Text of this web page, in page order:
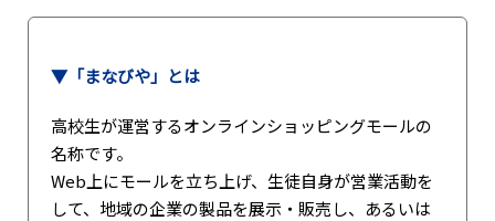
▼「まなびや」とは
高校生が運営するオンラインショッピングモールの
名称です。
Web上にモールを立ち上げ、生徒自身が営業活動を
して、地域の企業の製品を展示・販売し、あるいは